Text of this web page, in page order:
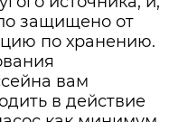
защищено от
по хранению.
вам
в действие